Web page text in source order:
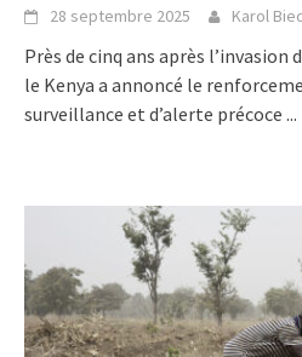
28 septembre 2025 Karol
Près de cinq ans après l’invasion
le Kenya a annoncé le
surveillance et d’alerte précoce ...